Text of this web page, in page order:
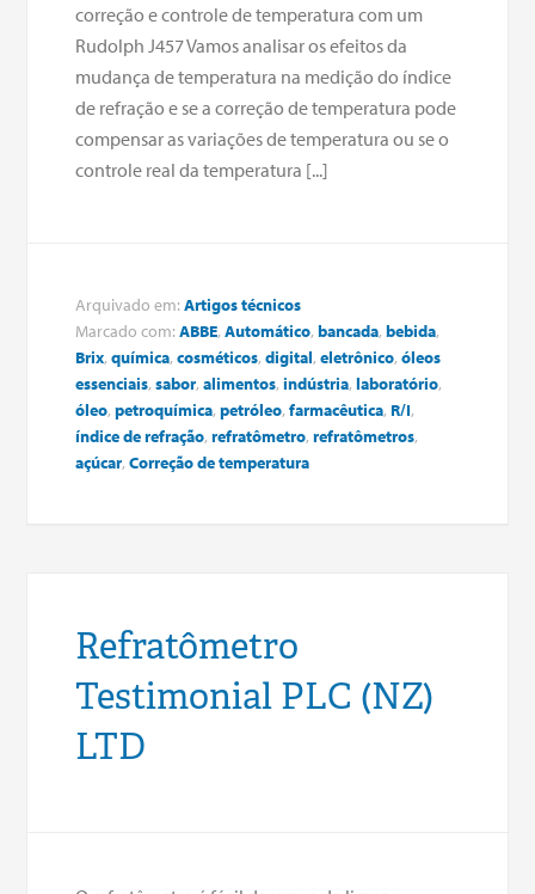
correção e controle de temperatura com um
Rudolph J457 Vamos analisar os efeitos da
mudança de temperatura na medição do índice
de refração e se a correção de temperatura pode
compensar as variações de temperatura ou se o
controle real da temperatura [...]
Arquivado em:Artigos técnicos
Marcado com:ABBE,Automático,bancada,bebida,
Brix,química,cosméticos,digital,eletrônico,óleos
essenciais,sabor,alimentos,indústria,laboratório,
óleo,petroquímica,petróleo,farmacêutica, R/I,
índice de refração,refratômetro,refratômetros,
açúcar,Correção de temperatura
Refratômetro
Testimonial PLC (NZ)
LTD